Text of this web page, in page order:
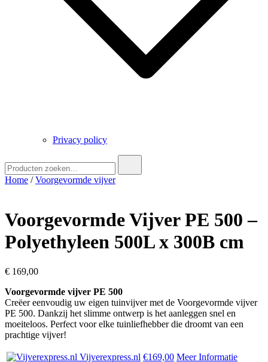
Privacy policy
naar:
Home /Voorgevormde vijver
Voorgevormde Vijver PE 500 –
Polyethyleen 500L x 300B cm
€ 169,00
Voorgevormde vijver PE 500
Creëer eenvoudig uw eigen tuinvijver met de Voorgevormde vijver
PE 500. Dankzij het slimme ontwerp is het aanleggen snel en
moeiteloos. Perfect voor elke tuinliefhebber die droomt van een
prachtige vijver!
Vijverexpress.nl €169,00 Meer Informatie